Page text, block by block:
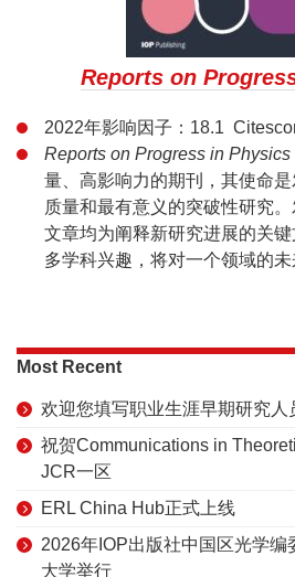
Reports on
2022年影响因子：18.1
Reports on Progress in Physics
量、高影响力的期刊，其使命
质量和最有意义的突破性研究
文章均为阐释新研究进展的关
多学科兴趣，将对一个领域的未
Most Recent
欢迎您填写职业生涯早期研究人
祝贺Communications in
JCR一区
ERL China Hub正式上线
2026年IOP出版社中国区光学编
大学举行